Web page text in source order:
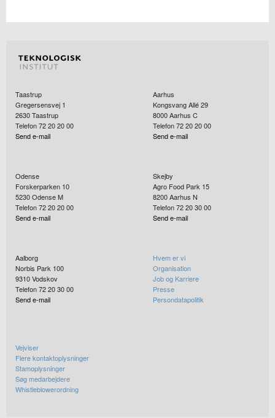
Taastrup
Gregersensvej 1
2630Taastrup
Telefon 72 20 20 00
Send e-mail
Aarhus
Kongsvang Allé 29
8000Aarhus C
Telefon 72 20 20 00
Send e-mail
Odense
Forskerparken 10
5230Odense M
Telefon 72 20 20 00
Send e-mail
Skejby
Agro Food Park 15
8200Aarhus N
Telefon 72 20 30 00
Send e-mail
Aalborg
Norbis Park 100
9310Vodskov
Telefon 72 20 30 00
Send e-mail
Hvem er vi
Organisation
Job og Karriere
Presse
Persondatapolitik
Vejviser
Flere kontaktoplysninger
Stamoplysninger
Søg medarbejdere
Whistleblowerordning